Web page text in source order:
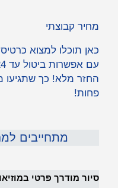
מחיר קבוצתי
כאן תוכלו למצוא
החזר מלא! כך שתגיעו
פחות!
מתחייבים
סיור מודרך פרטי